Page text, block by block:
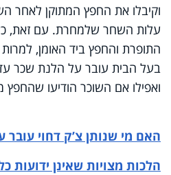
וקיבלו את החפץ המתוקן לאחר
עלות השחר שלמחרת. עם זאת, כל
התופרת והחפץ ביד האומן,
בעל הבית עובר על הלנת שכר
ואפילו אם השוכר הודיעו שהחפץ
האם מי שנותן צ’ק דחוי
הלכות מצויות שאינן ידועות